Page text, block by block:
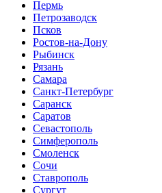
Пермь
Петрозаводск
Псков
Ростов-на-Дону
Рыбинск
Рязань
Самара
Санкт-Петербург
Саранск
Саратов
Севастополь
Симферополь
Смоленск
Сочи
Ставрополь
Сургут